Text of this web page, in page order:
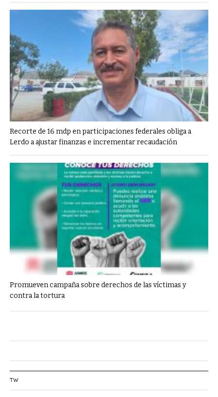
Recorte de 16 mdp en participaciones federales obliga a
Lerdo a ajustar finanzas e incrementar recaudación
Promueven campaña sobre derechos de las víctimas y
contra la tortura
TW